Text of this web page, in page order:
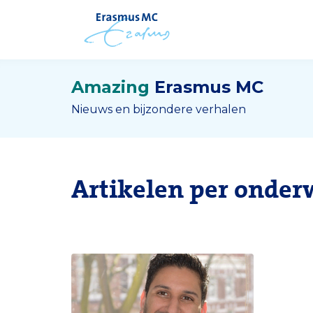
Amazing Erasmus MC
Nieuws en bijzondere verhalen
Artikelen per